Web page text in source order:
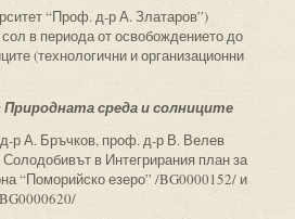
“Проф. д-р А. Златаров”)
в периода от освобождението до
(технологични и организационни
среда и солниците
р А. Бръчков, проф. д-р В. Велев
в Интегрирания план за
“Поморийско езеро” /BG0000152/ и